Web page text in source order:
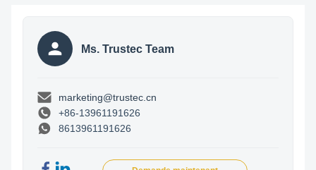
Ms. Trustec Team
marketing@trustec.cn
+86-13961191626
8613961191626